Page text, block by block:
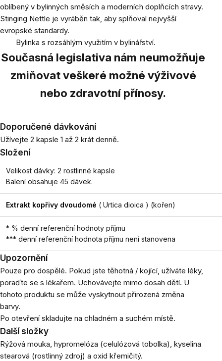
oblíbený v bylinných směsích a moderních doplňcích stravy.
Stinging Nettle je vyráběn tak, aby splňoval nejvyšší
evropské standardy.
Bylinka s rozsáhlým využitím v bylinářství.
Současná legislativa nám neumožňuje
zmiňovat veškeré možné výživové
nebo zdravotní přínosy.
Doporučené dávkování
Užívejte 2 kapsle 1 až 2 krát denně.
Složení
Velikost dávky: 2 rostlinné kapsle
Balení obsahuje 45 dávek.
Extrakt kopřivy dvoudomé ( Urtica dioica ) (kořen)
* % denní referenční hodnoty příjmu
*** denní referenční hodnota příjmu není stanovena
Upozornění
Pouze pro dospělé. Pokud jste těhotná / kojící, užíváte léky,
poraďte se s lékařem. Uchovávejte mimo dosah dětí. U
tohoto produktu se může vyskytnout přirozená změna
barvy.
Po otevření skladujte na chladném a suchém místě.
Další složky
Rýžová mouka, hypromelóza (celulózová tobolka), kyselina
stearová (rostlinný zdroj) a oxid křemičitý.